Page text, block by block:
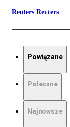
Reuters Reuters
Powiązane
Polecane
Najnowsze